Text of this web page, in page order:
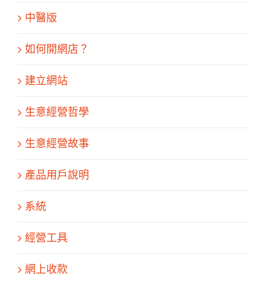
中醫版
如何開網店？
建立網站
生意經營哲學
生意經營故事
產品用戶說明
系統
經營工具
網上收款